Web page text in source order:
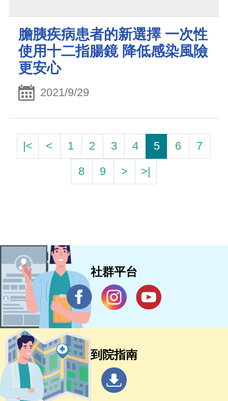
膽胰疾病患者的新選擇 一次性
使用十二指腸鏡 降低感染風險
更安心
2021/9/29
|< < 1 2 3 4 5 6
7
8
9 > >|
社群平台
到院指南